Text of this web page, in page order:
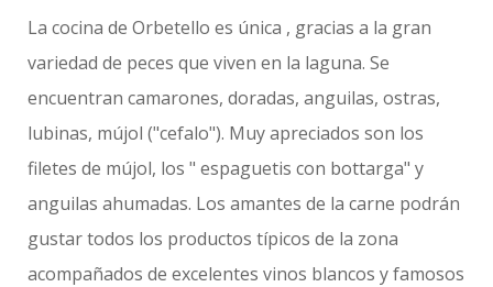
La cocina de Orbetello es única , gracias a la gran
variedad de peces que viven en la laguna. Se
encuentran camarones, doradas, anguilas, ostras,
lubinas, mújol ("cefalo"). Muy apreciados son los
filetes de mújol, los " espaguetis con bottarga" y
anguilas ahumadas. Los amantes de la carne podrán
gustar todos los productos típicos de la zona
acompañados de excelentes vinos blancos y famosos